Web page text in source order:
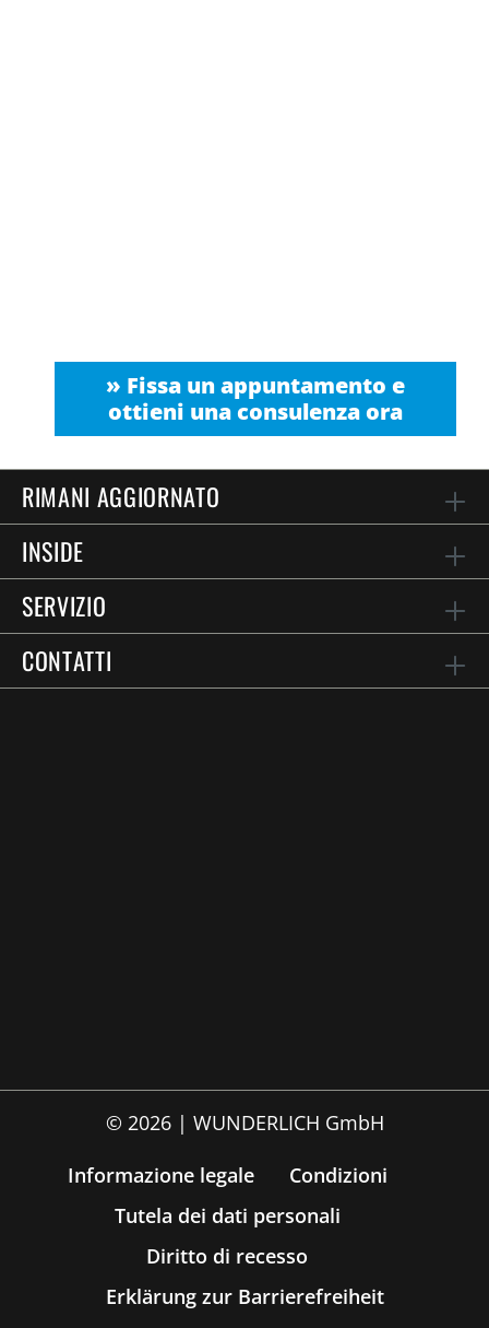
» Fissa un appuntamento e
ottieni una consulenza ora
RIMANI AGGIORNATO
INSIDE
SERVIZIO
CONTATTI
© 2026 | WUNDERLICH GmbH
Informazione legale
Condizioni
Tutela dei dati personali
Diritto di recesso
Erklärung zur Barrierefreiheit